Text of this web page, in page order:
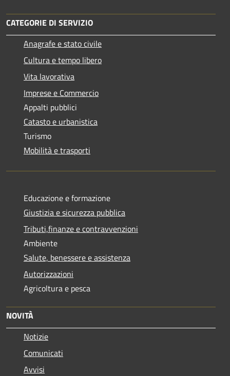
CATEGORIE DI SERVIZIO
Anagrafe e stato civile
Cultura e tempo libero
Vita lavorativa
Imprese e Commercio
Appalti pubblici
Catasto e urbanistica
Turismo
Mobilità e trasporti
Educazione e formazione
Giustizia e sicurezza pubblica
Tributi,finanze e contravvenzioni
Ambiente
Salute, benessere e assistenza
Autorizzazioni
Agricoltura e pesca
NOVITÀ
Notizie
Comunicati
Avvisi